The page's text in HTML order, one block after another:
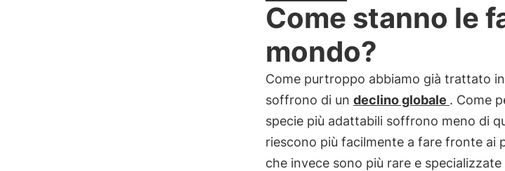
Come stanno le
mondo?
Come purtroppo abbiamo già trattato
soffrono di un declino globale . Come
specie più adattabili soffrono meno di
riescono più facilmente a fare fronte ai
che invece sono più rare e